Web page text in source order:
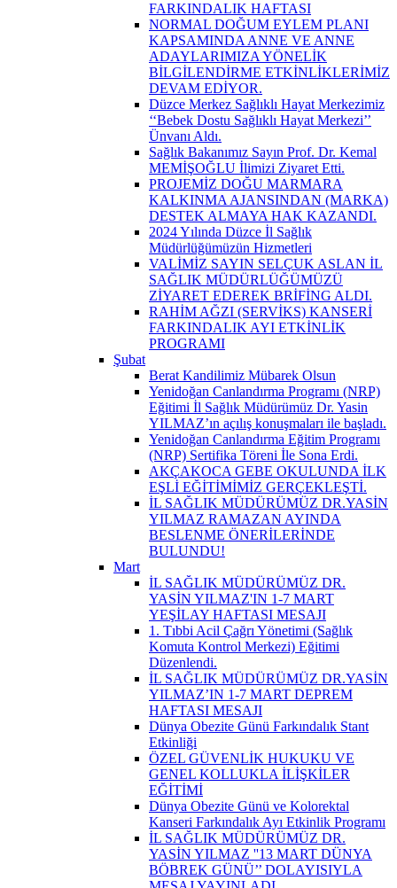
FARKINDALIK HAFTASI
NORMAL DOĞUM EYLEM PLANI
KAPSAMINDA ANNE VE ANNE
ADAYLARIMIZA YÖNELİK
BİLGİLENDİRME ETKİNLİKLERİMİZ
DEVAM EDİYOR.
Düzce Merkez Sağlıklı Hayat Merkezimiz
‘‘Bebek Dostu Sağlıklı Hayat Merkezi’’
Ünvanı Aldı.
Sağlık Bakanımız Sayın Prof. Dr. Kemal
MEMİŞOĞLU İlimizi Ziyaret Etti.
PROJEMİZ DOĞU MARMARA
KALKINMA AJANSINDAN (MARKA)
DESTEK ALMAYA HAK KAZANDI.
2024 Yılında Düzce İl Sağlık
Müdürlüğümüzün Hizmetleri
VALİMİZ SAYIN SELÇUK ASLAN İL
SAĞLIK MÜDÜRLÜĞÜMÜZÜ
ZİYARET EDEREK BRİFİNG ALDI.
RAHİM AĞZI (SERVİKS) KANSERİ
FARKINDALIK AYI ETKİNLİK
PROGRAMI
Şubat
Berat Kandilimiz Mübarek Olsun
Yenidoğan Canlandırma Programı (NRP)
Eğitimi İl Sağlık Müdürümüz Dr. Yasin
YILMAZ’ın açılış konuşmaları ile başladı.
Yenidoğan Canlandırma Eğitim Programı
(NRP) Sertifika Töreni İle Sona Erdi.
AKÇAKOCA GEBE OKULUNDA İLK
EŞLİ EĞİTİMİMİZ GERÇEKLEŞTİ.
İL SAĞLIK MÜDÜRÜMÜZ DR.YASİN
YILMAZ RAMAZAN AYINDA
BESLENME ÖNERİLERİNDE
BULUNDU!
Mart
İL SAĞLIK MÜDÜRÜMÜZ DR.
YASİN YILMAZ'IN 1-7 MART
YEŞİLAY HAFTASI MESAJI
1. Tıbbi Acil Çağrı Yönetimi (Sağlık
Komuta Kontrol Merkezi) Eğitimi
Düzenlendi.
İL SAĞLIK MÜDÜRÜMÜZ DR.YASİN
YILMAZ’IN 1-7 MART DEPREM
HAFTASI MESAJI
Dünya Obezite Günü Farkındalık Stant
Etkinliği
ÖZEL GÜVENLİK HUKUKU VE
GENEL KOLLUKLA İLİŞKİLER
EĞİTİMİ
Dünya Obezite Günü ve Kolorektal
Kanseri Farkındalık Ayı Etkinlik Programı
İL SAĞLIK MÜDÜRÜMÜZ DR.
YASİN YILMAZ ''13 MART DÜNYA
BÖBREK GÜNÜ’’ DOLAYISIYLA